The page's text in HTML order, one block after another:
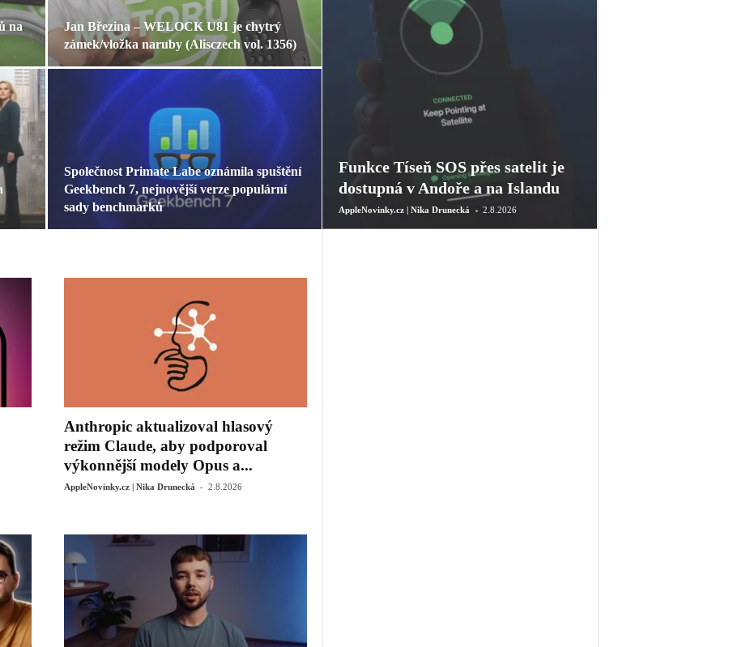
na
Jan Březina – WELOCK U81 je chytrý
zámek/vložka naruby (Alisczech vol. 1356)
Společnost Primate Labe oznámila spuštění
Geekbench 7, nejnovější verze populární
sady benchmarků
Funkce Tíseň SOS přes satelit je
dostupná v Andoře a na Islandu
AppleNovinky.cz | Nika Drunecká - 2.8.2026
Anthropic aktualizoval hlasový
režim Claude, aby podporoval
výkonnější modely Opus a...
AppleNovinky.cz | Nika Drunecká - 2.8.2026